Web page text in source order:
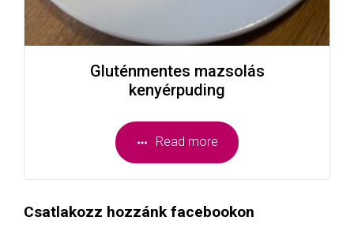
Gluténmentes mazsolás
kenyérpuding
Read more
Csatlakozz hozzánk facebookon